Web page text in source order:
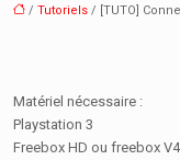
/ Tutoriels / [TUTO]
Matériel nécessaire :
Playstation 3
Freebox HD ou freebox